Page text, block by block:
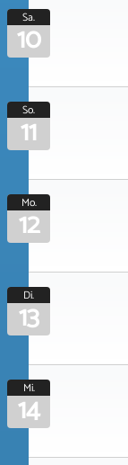
Sa.
10
So.
11
Mo.
12
Di.
13
Mi.
14